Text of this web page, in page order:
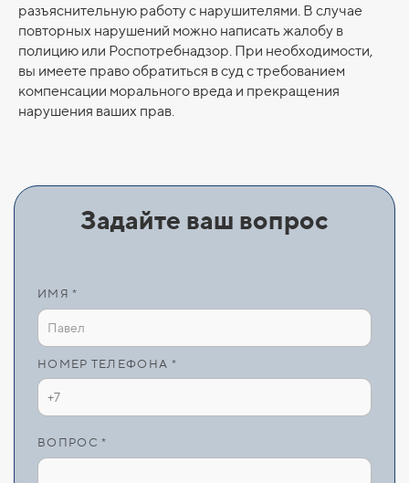
разъяснительную работу с нарушителями. В случае
повторных нарушений можно написать жалобу в
полицию или Роспотребнадзор. При необходимости,
вы имеете право обратиться в суд с требованием
компенсации морального вреда и прекращения
нарушения ваших прав.
Задайте ваш вопрос
ИМЯ *
НОМЕР ТЕЛЕФОНА *
ВОПРОС *